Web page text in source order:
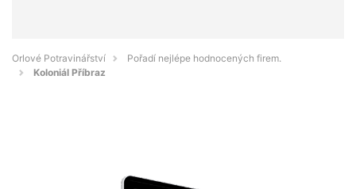
Orlové Potravinářství
Pořadí nejlépe hodnocených firem.
Koloniál Příbraz